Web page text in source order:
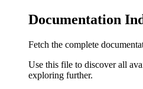
Documentation
Fetch the complete
Use this file to discover all
exploring further.